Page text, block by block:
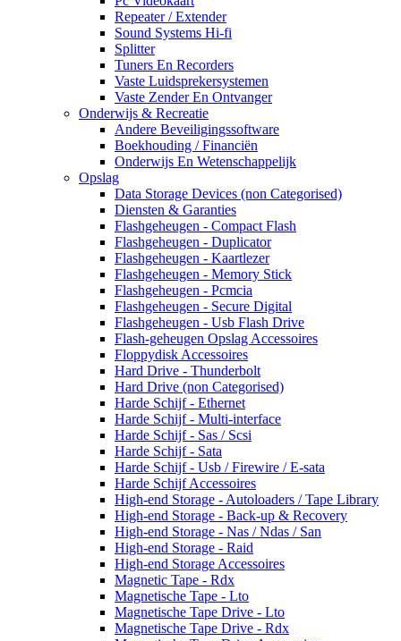
Repeater / Extender
Sound Systems Hi-fi
Splitter
Tuners En Recorders
Vaste Luidsprekersystemen
Vaste Zender En Ontvanger
Onderwijs & Recreatie
Andere Beveiligingssoftware
Boekhouding / Financiën
Onderwijs En Wetenschappelijk
Opslag
Data Storage Devices (non Categorised)
Diensten & Garanties
Flashgeheugen - Compact Flash
Flashgeheugen - Duplicator
Flashgeheugen - Kaartlezer
Flashgeheugen - Memory Stick
Flashgeheugen - Pcmcia
Flashgeheugen - Secure Digital
Flashgeheugen - Usb Flash Drive
Flash-geheugen Opslag Accessoires
Floppydisk Accessoires
Hard Drive - Thunderbolt
Hard Drive (non Categorised)
Harde Schijf - Ethernet
Harde Schijf - Multi-interface
Harde Schijf - Sas / Scsi
Harde Schijf - Sata
Harde Schijf - Usb / Firewire / E-sata
Harde Schijf Accessoires
High-end Storage - Autoloaders / Tape Library
High-end Storage - Back-up & Recovery
High-end Storage - Nas / Ndas / San
High-end Storage - Raid
High-end Storage Accessoires
Magnetic Tape - Rdx
Magnetische Tape - Lto
Magnetische Tape Drive - Lto
Magnetische Tape Drive - Rdx